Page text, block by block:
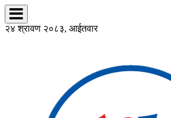
२४ श्रावण २०८३, आईतवार